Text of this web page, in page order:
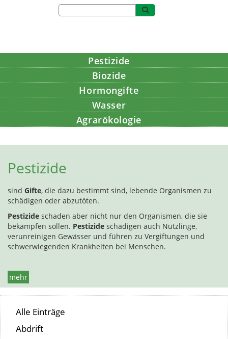
Pestizide
Biozide
Hormongifte
Wasser
Agrarökologie
Pestizide
sind Gifte, die dazu bestimmt sind, lebende Organismen zu
schädigen oder abzutöten.
Pestizide schaden aber nicht nur den Organismen, die sie
bekämpfen sollen. Pestizide schädigen auch Nützlinge,
verunreinigen Gewässer und führen zu Vergiftungen und
schwerwiegenden Krankheiten bei Menschen.
mehr
Alle Einträge
Abdrift